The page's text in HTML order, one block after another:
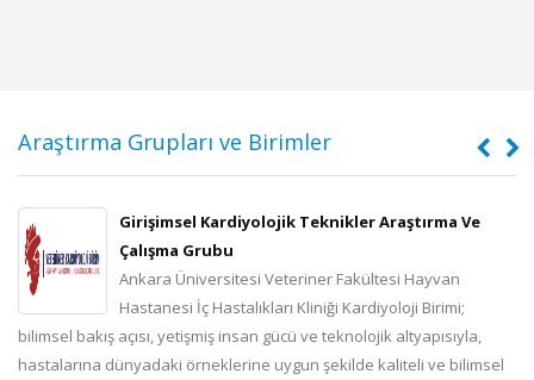
Araştırma Grupları ve Birimler
Girişimsel Kardiyolojik Teknikler Araştırma Ve
Çalışma Grubu
Ankara Üniversitesi Veteriner Fakültesi Hayvan
Hastanesi İç Hastalıkları Kliniği Kardiyoloji Birimi;
bilimsel bakış açısı, yetişmiş insan gücü ve teknolojik altyapısıyla,
hastalarına dünyadaki örneklerine uygun şekilde kaliteli ve bilimsel